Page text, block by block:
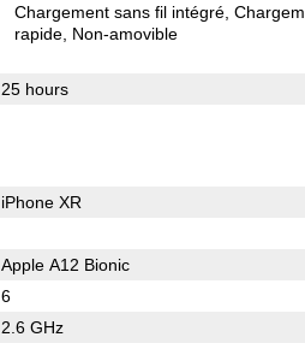
Chargement sans fil intégré
rapide Non-amovible
25 hours
iPhone XR
Apple A12 Bionic
6
2.6 GHz